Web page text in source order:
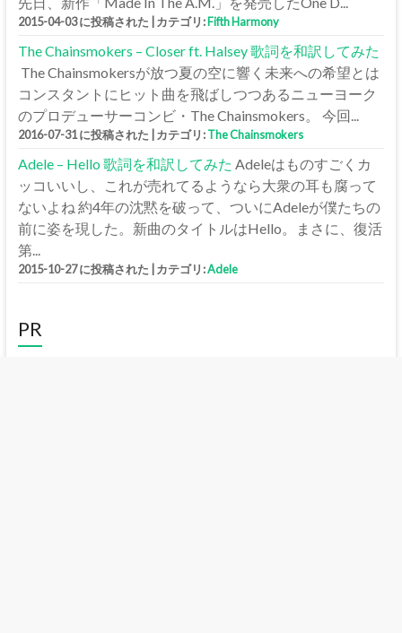
2015-04-03 に投稿された カテゴリ:Fifth Harmony
The Chainsmokers – Closer ft. Halsey 歌詞を和訳してみた
The Chainsmokersが放つ夏の空に響く未来への希望とは
コンスタントにヒット曲を飛ばしつつあるニューヨーク
のプロデューサーコンビ・The Chainsmokers。 今回...
2016-07-31 に投稿された カテゴリ:The Chainsmokers
Adele – Hello 歌詞を和訳してみた Adeleはものすごくカ
ッコいいし、これが売れてるようなら大衆の耳も腐って
ないよね 約4年の沈黙を破って、ついにAdeleが僕たちの
前に姿を現した。新曲のタイトルはHello。まさに、復活
第...
2015-10-27 に投稿された カテゴリ:Adele
PR